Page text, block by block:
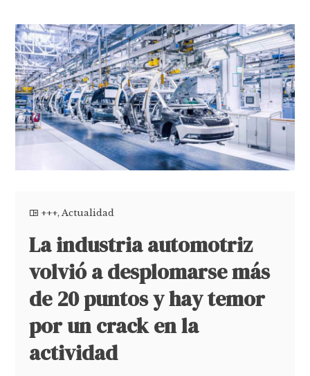
+++,Actualidad
La industria automotriz
volvió a desplomarse más
de 20 puntos y hay temor
por un crack en la
actividad